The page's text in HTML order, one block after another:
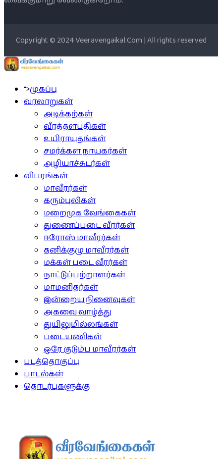
Copyright © 2024 Veeravengaikal.Com | All rights reserved
">முகப்பு
வரலாறுகள்
அடிக்கற்கள்
வீரத்தளபதிகள்
உயிராயுதங்கள்
சமர்க்கள நாயகர்கள்
அழியாச்சுடர்கள்
விபரங்கள்
மாவீரர்கள்
கரும்புலிகள்
மறைமுக வேங்கைகள்
துணைப்படை வீரர்கள்
ஈரோஸ் மாவீரர்கள்
தனிக்குழு மாவீரர்கள்
மக்கள் படை வீரர்கள்
நாட்டுப்பற்றாளர்கள்
மாமனிதர்கள்
இன்றைய நினைவுகள்
அகவை வாழ்த்து
துயிலுமில்லங்கள்
படையணிகள்
ஒரே குடும்ப மாவீரர்கள்
படத்தொகுப்பு
பாடல்கள்
தொடர்புகளுக்கு